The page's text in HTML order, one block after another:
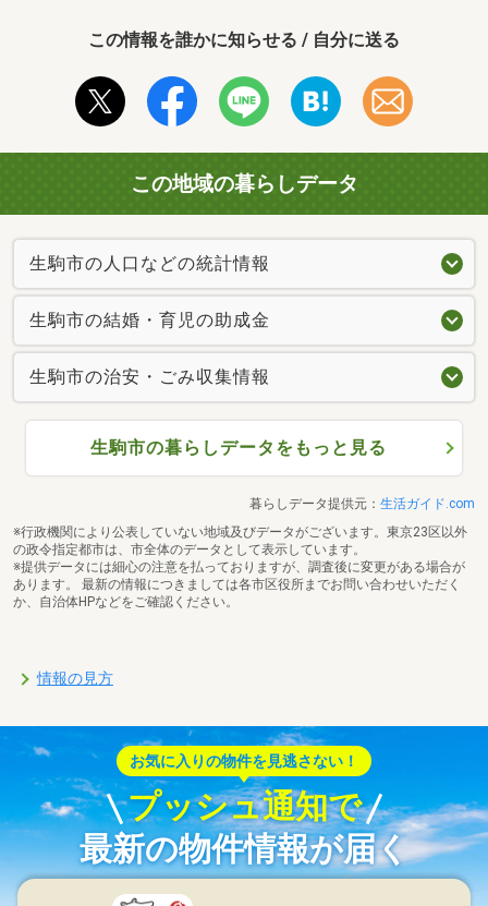
この情報を誰かに知らせる / 自分に送る
この地域の暮らしデータ
生駒市の人口などの統計情報
生駒市の結婚・育児の助成金
生駒市の治安・ごみ収集情報
生駒市の暮らしデータをもっと見る
暮らしデータ提供元： 生活ガイド.com
※行政機関により公表していない地域及びデータがございます。東京23区以外
の政令指定都市は、市全体のデータとして表示しています。
※提供データには細心の注意を払っておりますが、調査後に変更がある場合が
あります。 最新の情報につきましては各市区役所までお問い合わせいただく
か、自治体HPなどをご確認ください。
情報の見方
お気に入りの物件を見逃さない！
プッシュ通知で
最新の物件情報が届く